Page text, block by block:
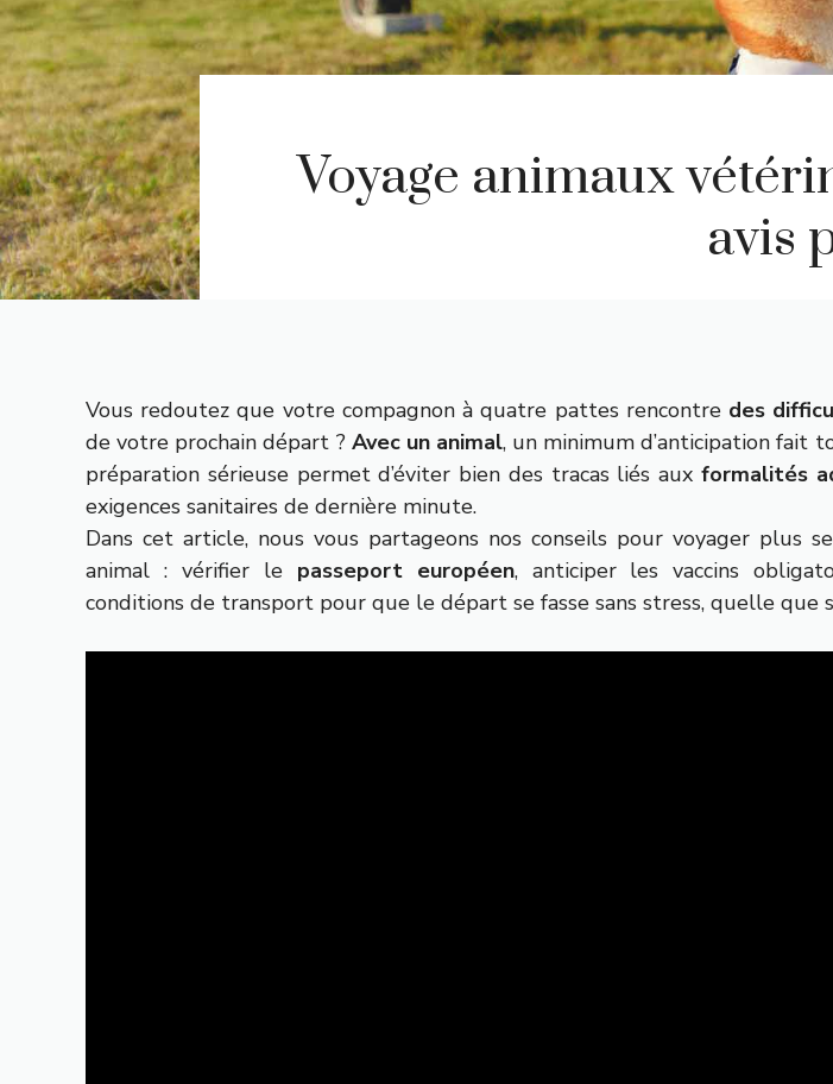
Voyage animaux
avis
Vous redoutez que votre compagnon à quatre pattes rencontre des
de votre prochain départ ? Avec un animal, un minimum d’anticipation fait
préparation sérieuse permet d’éviter bien des tracas liés aux formalités
exigences sanitaires de dernière minute.
Dans cet article, nous vous partageons nos conseils pour voyager plus
animal : vérifier le passeport européen, anticiper les vaccins
conditions de transport pour que le départ se fasse sans stress, quelle que